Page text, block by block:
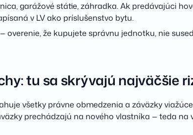
garážové státie, záhradka. Ak predávajúci
v LV ako príslušenstvo bytu.
— overenie, že kupujete správnu jednotku, nie
tu sa skrývajú najväčšie
všetky právne obmedzenia a záväzky
prechádzajú na nového vlastníka — teda na